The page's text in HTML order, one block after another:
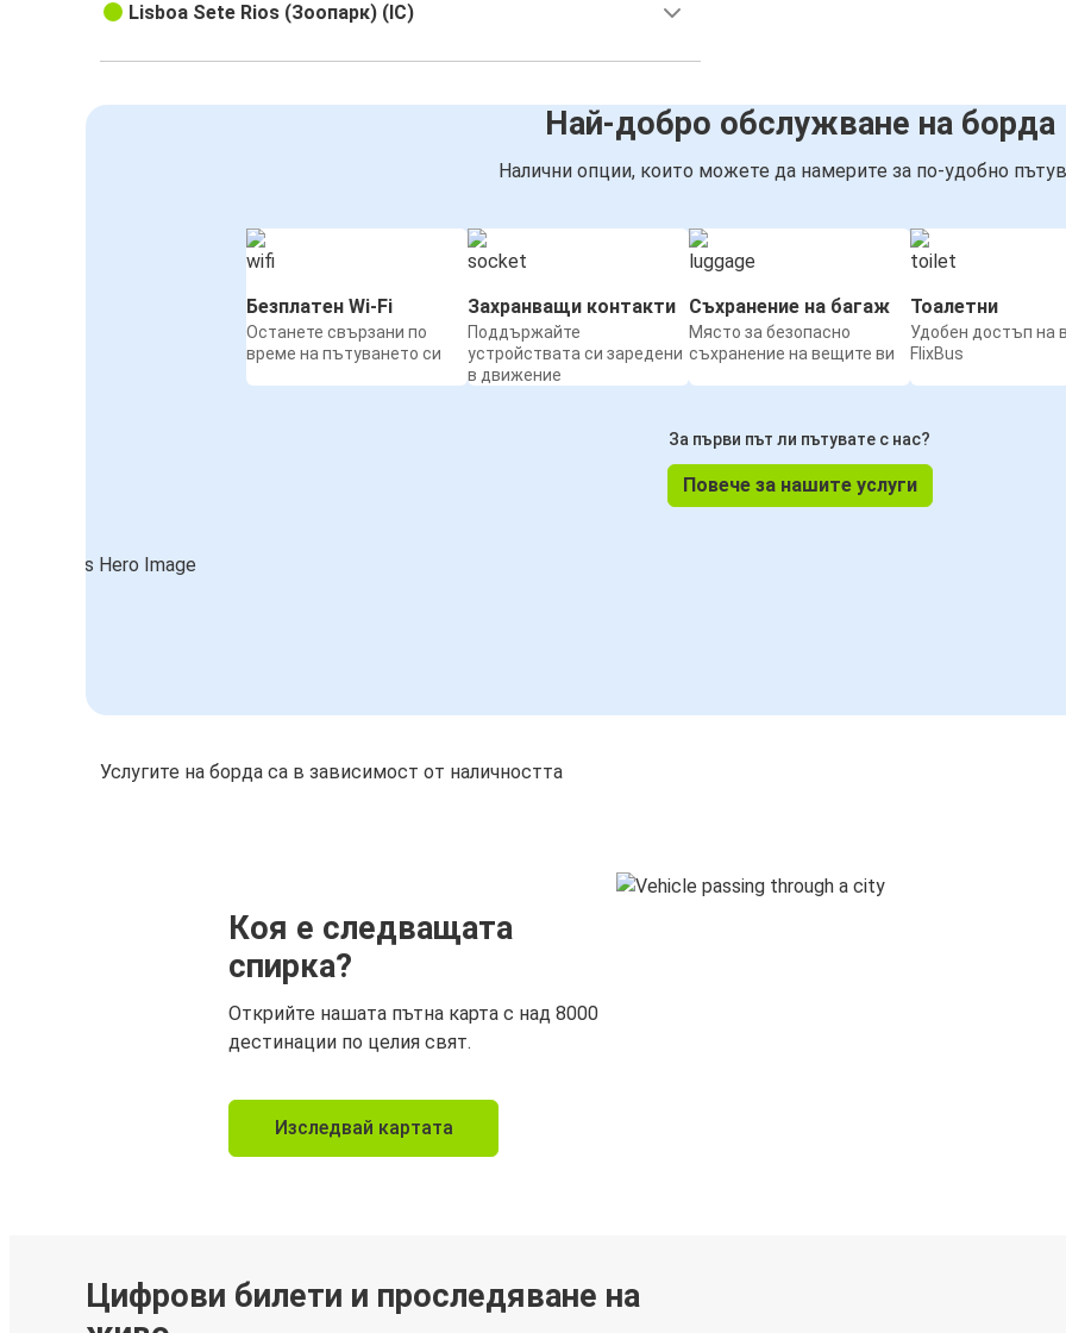
Lisboa Sete Rios (Зоопарк) (IC)
Най-добро обслужване на борда
Налични опции, които можете да намерите за по-удобно
Безплатен Wi-Fi
Останете свързани по
време на пътуването си
Захранващи контакти
Поддържайте
устройствата си заредени
в движение
Съхранение на багаж
Място за безопасно
съхранение на вещите ви
Тоалетни
Удобен достъп на
FlixBus
За първи път ли пътувате с нас?
Повече за нашите услуги
Услугите на борда са в зависимост от наличността
Коя е следващата
спирка?
Открийте нашата пътна карта с над 8000
дестинации по целия свят.
Изследвай картата
Цифрови билети и проследяване на